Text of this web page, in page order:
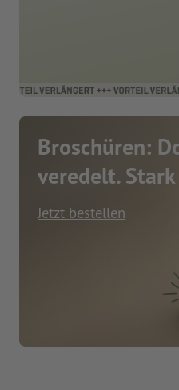
Broschüren:
veredelt.
Jetzt bestellen